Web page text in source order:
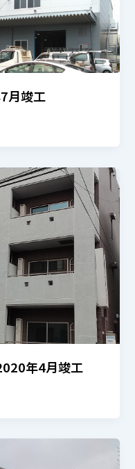
月竣工
年4月竣工